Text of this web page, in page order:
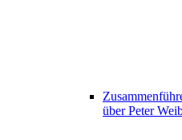
über Peter